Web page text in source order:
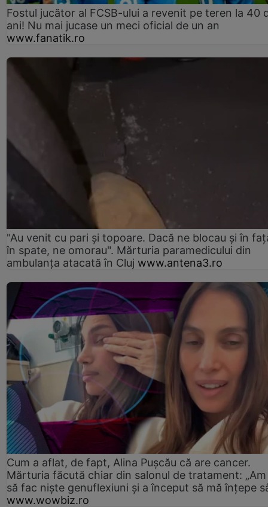
Fostul jucător al FCSB-ului a revenit pe teren la 40
ani! Nu mai jucase un meci oficial de un an
www.fanatik.ro
"Au venit cu pari și topoare. Dacă ne blocau şi în
în spate, ne omorau". Mărturia paramedicului din
ambulanţa atacată în Cluj www.antena3.ro
Cum a aflat, de fapt, Alina Pușcău că are cancer.
Mărturia făcută chiar din salonul de tratament:
să fac niște genuflexiuni și a început să mă înțepe
www.wowbiz.ro